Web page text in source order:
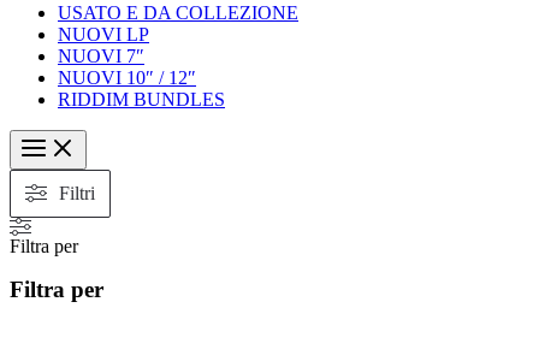
USATO E DA COLLEZIONE
NUOVI LP
NUOVI 7″
NUOVI 10″ / 12″
RIDDIM BUNDLES
Filtri
Filtra per
Filtra per